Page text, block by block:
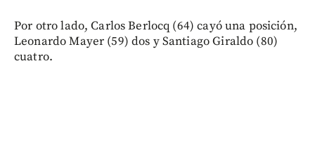
Por otro lado, Carlos Berlocq (64) cayó una posición,
Leonardo Mayer (59) dos y Santiago Giraldo (80)
cuatro.